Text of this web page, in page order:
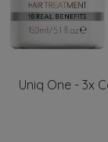
Uniq One - 3x